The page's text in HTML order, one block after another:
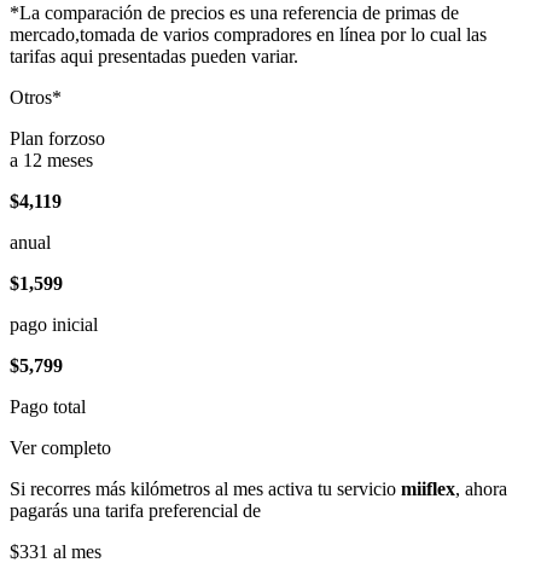
*La comparación de precios es una referencia de primas de
mercado,tomada de varios compradores en línea por lo cual las
tarifas aqui presentadas pueden variar.
Otros*
Plan forzoso
a 12 meses
$4,119
anual
$1,599
pago inicial
$5,799
Pago total
Ver completo
Si recorres más kilómetros al mes activa tu servicio miiflex, ahora
pagarás una tarifa preferencial de
$331 al mes